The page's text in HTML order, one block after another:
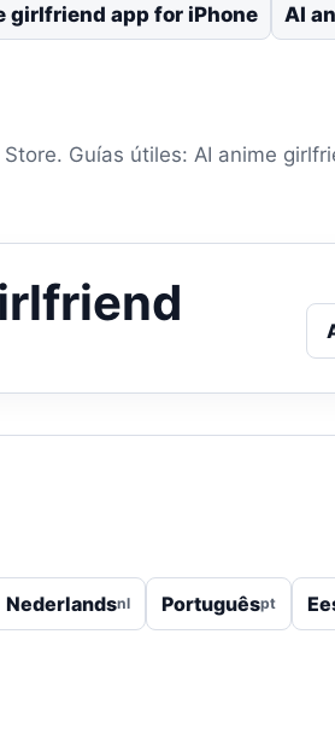
girlfriend app for iPhone AI
Guías útiles: AI anime
Nederlandsnl Portuguêspt